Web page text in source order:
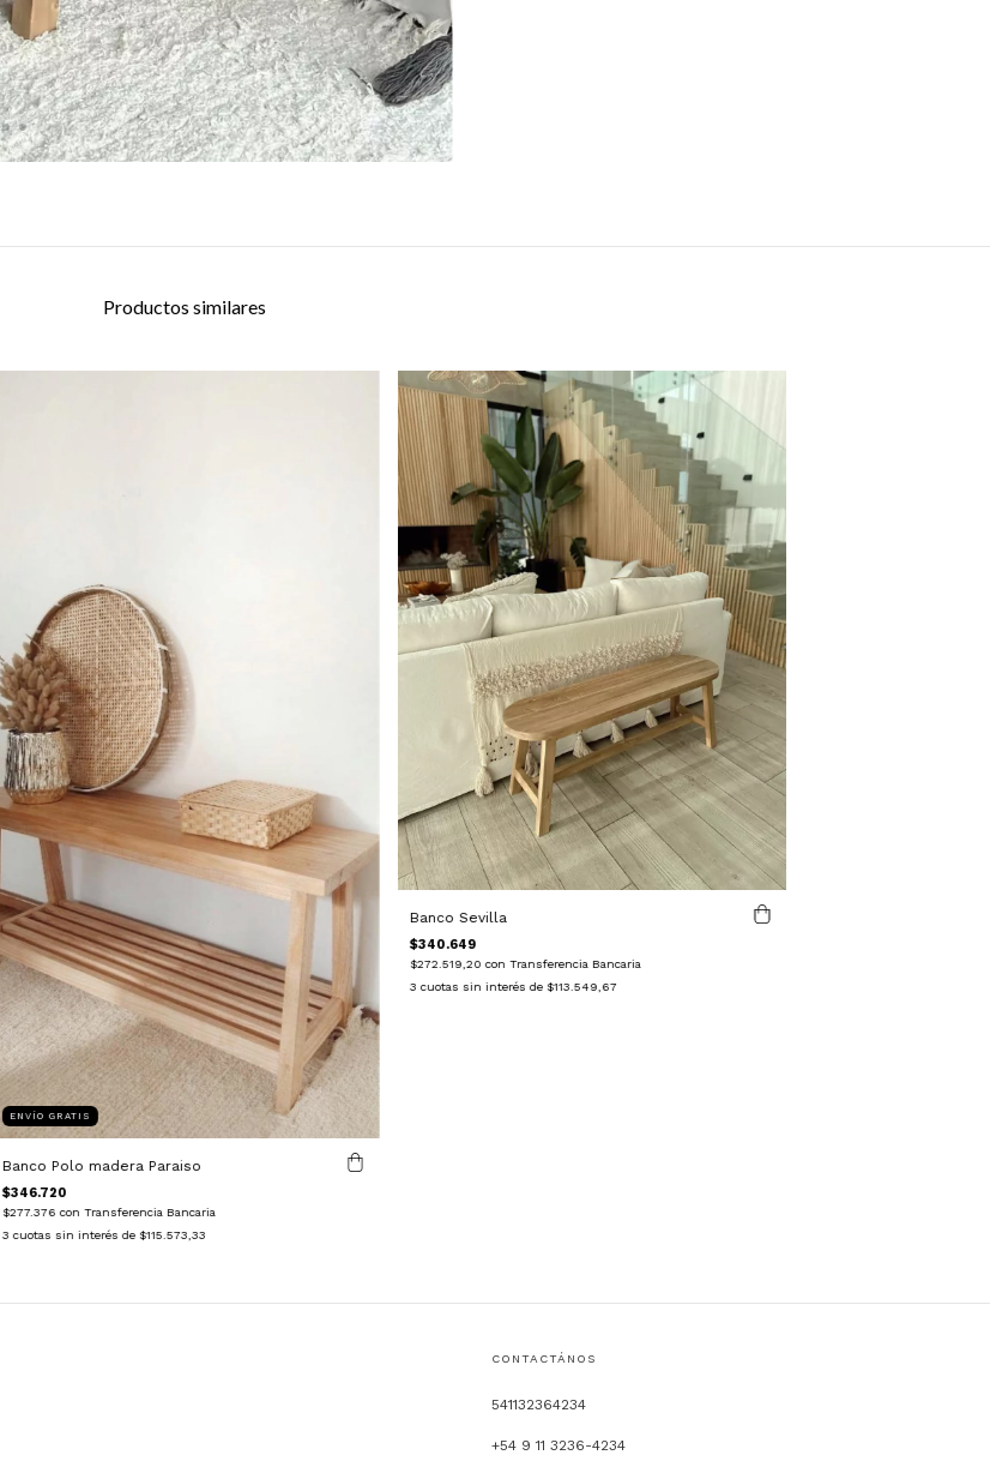
Productos similares
ENVÍO GRATIS
Banco Polo madera Paraiso
$346.720
$277.376con Transferencia Bancaria
3 cuotas sin interés de $115.573,33
Banco Sevilla
$340.649
$272.519,20con Transferencia Bancaria
3 cuotas sin interés de $113.549,67
CONTACTÁNOS
541132364234
+54 9 11 3236-4234